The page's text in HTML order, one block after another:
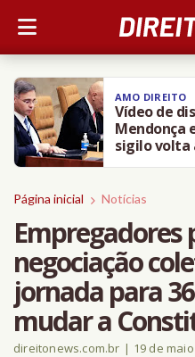
AMO DIREITO
Vídeo de
Mendonça
sigilo volta
entenda
Página inicial Notícias
Empregadores
negociação
jornada para
mudar a
direitonews.com.br | 19 de